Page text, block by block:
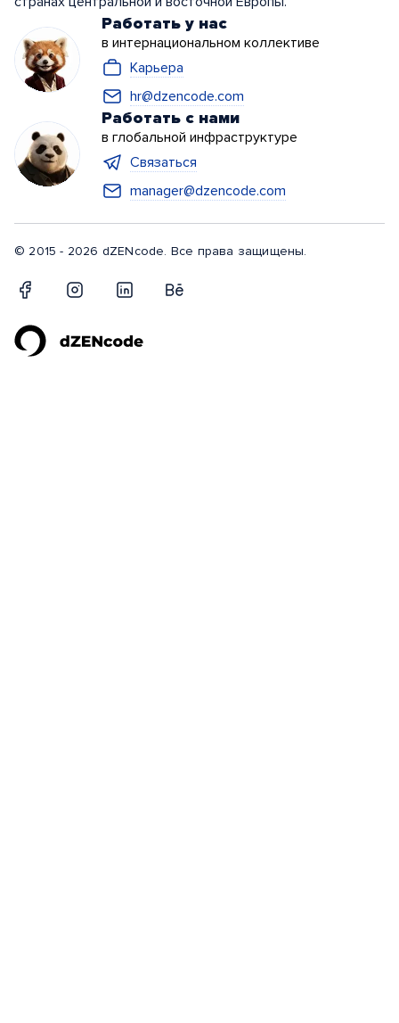
Работать у нас
в интернациональном коллективе
Карьера
hr@dzencode.com
Работать с нами
в глобальной инфраструктуре
Связаться
manager@dzencode.com
© 2015 - 2026 dZENcode. Все права защищены.